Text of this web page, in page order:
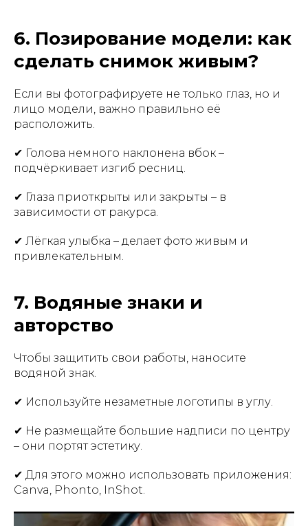
6. Позирование модели: как
сделать снимок живым?
Если вы фотографируете не только глаз, но и
лицо модели, важно правильно её
расположить.
✔ Голова немного наклонена вбок –
подчёркивает изгиб ресниц.
✔ Глаза приоткрыты или закрыты – в
зависимости от ракурса.
✔ Лёгкая улыбка – делает фото живым и
привлекательным.
7. Водяные знаки и
авторство
Чтобы защитить свои работы, наносите
водяной знак.
✔ Используйте незаметные логотипы в углу.
✔ Не размещайте большие надписи по центру
– они портят эстетику.
✔ Для этого можно использовать приложения:
Canva, Phonto, InShot.